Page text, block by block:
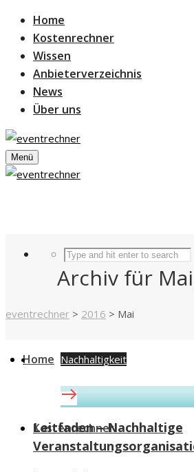
Home
Kostenrechner
Wissen
Anbieterverzeichnis
News
Über uns
Menü
Home
Kostenrechner
Archiv für
eventrechner > 2016 > Mai
Nachhaltigkeit
Leitfaden – Nachhaltige